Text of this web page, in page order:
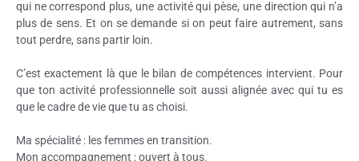
qui ne correspond plus, une activité qui pèse, une direction qui n’a
plus de sens. Et on se demande si on peut faire autrement, sans
tout perdre, sans partir loin.
C’est exactement là que le bilan de compétences intervient. Pour
que ton activité professionnelle soit aussi alignée avec qui tu es
que le cadre de vie que tu as choisi.
Ma spécialité : les femmes en transition.
Mon accompagnement : ouvert à tous.